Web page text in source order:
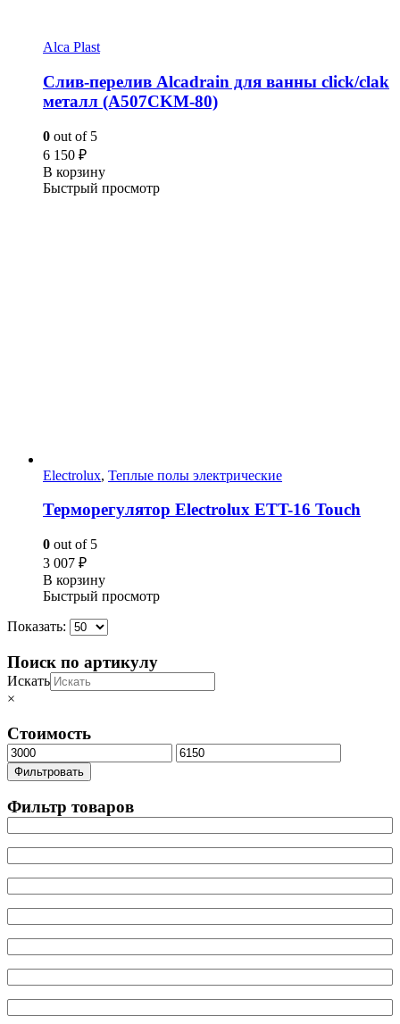
Alca Plast
Слив-перелив Alcadrain для ванны click/clak
металл (A507CKM-80)
0 out of 5
6 150 ₽
В корзину
Быстрый просмотр
Electrolux, Теплые полы электрические
Терморегулятор Electrolux ETT-16 Touch
0 out of 5
3 007 ₽
В корзину
Быстрый просмотр
Показать:
Поиск по артикулу
Искать
×
Стоимость
Минимальная
цена
Максимальная
цена
Фильтровать
Фильтр товаров